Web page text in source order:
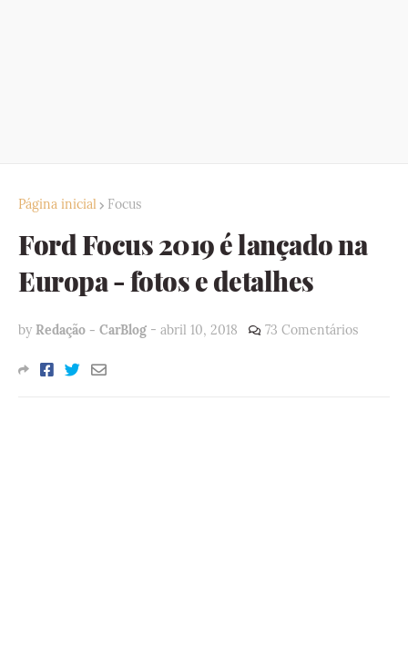
Página inicial Focus
Ford Focus 2019 é lançado na
Europa - fotos e detalhes
by Redação - CarBlog - abril 10, 2018 73 Comentários